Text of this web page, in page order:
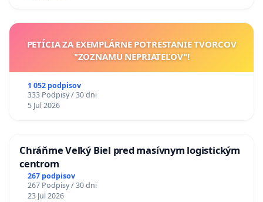
PETÍCIA ZA EXEMPLÁRNE POTRESTANIE TVORCOV
"ZOZNAMU NEPRIATEĽOV"!
1 052 podpisov
333 Podpisy / 30 dni
5 Jul 2026
Chráňme Veľký Biel pred masívnym logistickým
centrom
267 podpisov
267 Podpisy / 30 dni
23 Jul 2026